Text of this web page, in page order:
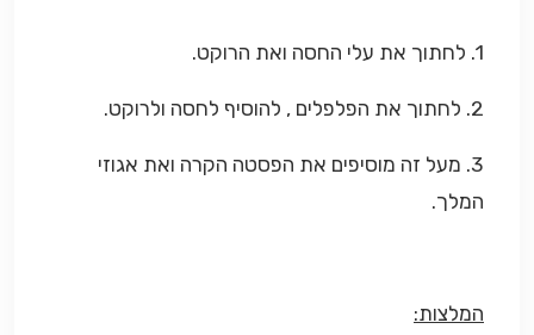
1. לחתוך את עלי החסה ואת הרוקט.
2. לחתוך את הפלפלים , להוסיף לחסה ולרוקט.
3. מעל זה מוסיפים את הפסטה הקרה ואת אגוזי
המלך.
המלצות: